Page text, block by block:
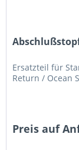
Ersatzteil für
Return / Ocean
Preis auf